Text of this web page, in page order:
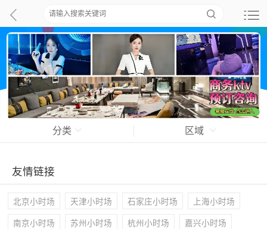
分类 区域
友情链接
北京小时场 天津小时场 石家庄小时场 上海小时场
南京小时场 苏州小时场 杭州小时场 嘉兴小时场